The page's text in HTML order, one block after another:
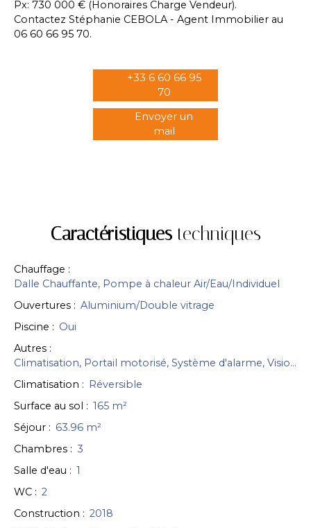
Px: 730 000 € (Honoraires Charge Vendeur).
Contactez Stéphanie CEBOLA - Agent Immobilier au
06 60 66 95 70.
+33 6 60 66 95
70
Envoyer un
mail
Caractéristiquestechniques
Chauffage :
Dalle Chauffante, Pompe à chaleur Air/Eau/Individuel
Ouvertures : Aluminium/Double vitrage
Piscine : Oui
Autres :
Climatisation, Portail motorisé, Système d'alarme, Visiophone, Volets électriques
Climatisation : Réversible
Surface au sol : 165 m²
Séjour : 63.96 m²
Chambres : 3
Salle d'eau : 1
WC : 2
Construction : 2018